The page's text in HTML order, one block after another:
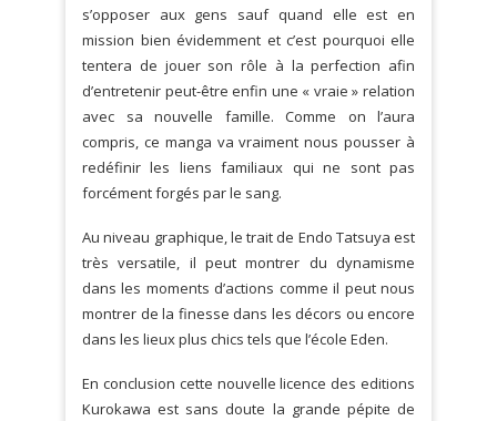
s’opposer aux gens sauf quand elle est en
mission bien évidemment et c’est pourquoi elle
tentera de jouer son rôle à la perfection afin
d’entretenir peut-être enfin une « vraie » relation
avec sa nouvelle famille. Comme on l’aura
compris, ce manga va vraiment nous pousser à
redéfinir les liens familiaux qui ne sont pas
forcément forgés par le sang.
Au niveau graphique, le trait de Endo Tatsuya est
très versatile, il peut montrer du dynamisme
dans les moments d’actions comme il peut nous
montrer de la finesse dans les décors ou encore
dans les lieux plus chics tels que l’école Eden.
En conclusion cette nouvelle licence des editions
Kurokawa est sans doute la grande pépite de